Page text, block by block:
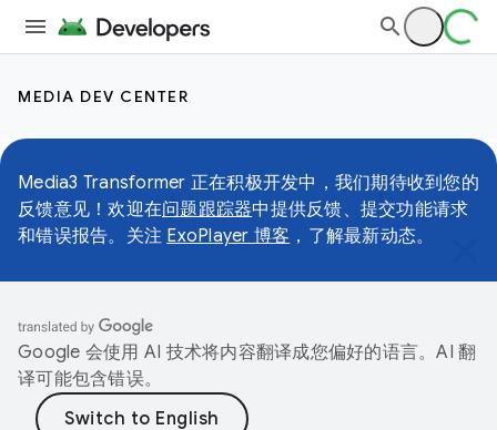
MEDIA DEV CENTER
Media3 Transformer 正在积极开发中，我们期待收到您的
反馈意见！欢迎在问题跟踪器中提供反馈、提交功能请求
和错误报告。关注 ExoPlayer 博客 ，了解最新动态。
Google 会使用 AI 技术将内容翻译成您偏好的语言。AI 翻
译可能包含错误。